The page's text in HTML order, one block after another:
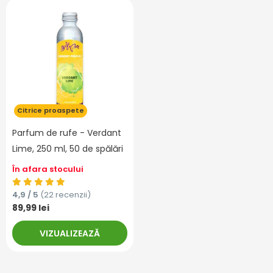
Citrice proaspete
Parfum de rufe - Verdant
Lime, 250 ml, 50 de spălări
În afara stocului
4,9 / 5 (22 recenzii)
89,99 lei
VIZUALIZEAZĂ